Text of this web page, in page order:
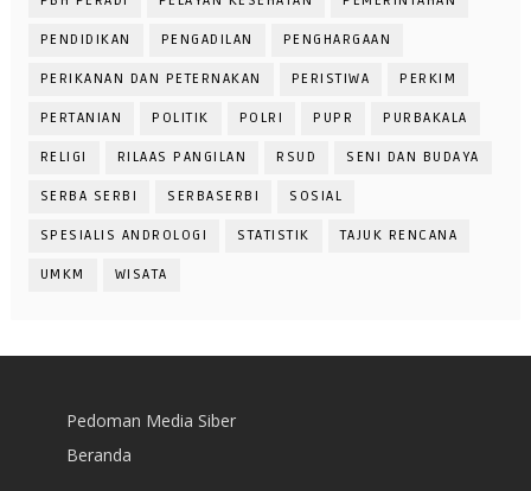
PENDIDIKAN PENGADILAN PENGHARGAAN
PERIKANAN DAN PETERNAKAN PERISTIWA PERKIM
PERTANIAN POLITIK POLRI PUPR PURBAKALA
RELIGI RILAAS PANGILAN RSUD SENI DAN BUDAYA
SERBA SERBI SERBASERBI SOSIAL
SPESIALIS ANDROLOGI STATISTIK TAJUK RENCANA
UMKM WISATA
Pedoman Media Siber
Beranda